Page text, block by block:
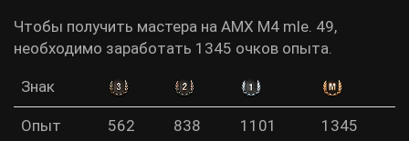
Чтобы получить мастера на AMX M4 mle. 49,
необходимо заработать 1345 очков опыта.
Знак
Опыт 562 838 1101 1345